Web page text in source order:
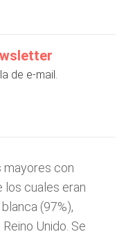
de e-mail.
mayores con
los cuales eran
(97%),
Unido. Se